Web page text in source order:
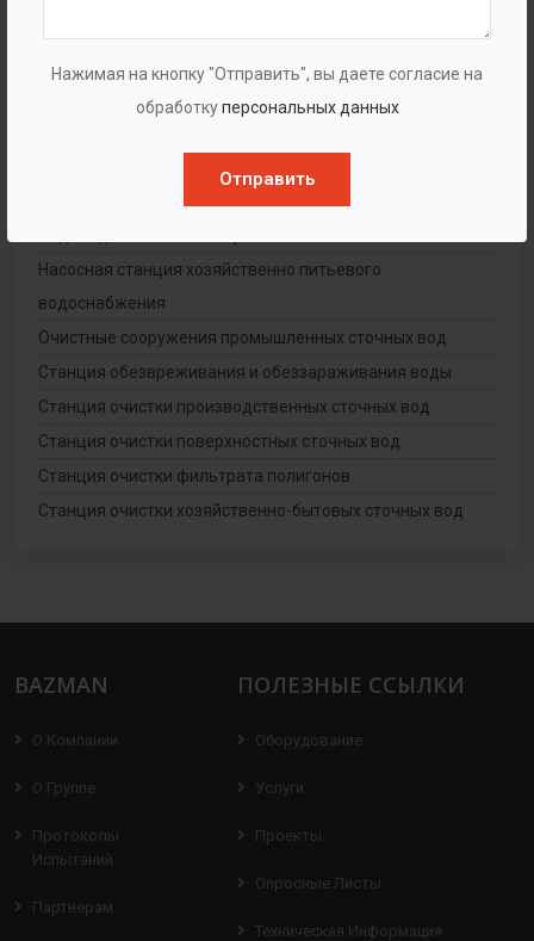
Нажимая на кнопку "Отправить", вы даете согласие на
обработкуперсональных данных
Отправить
Промышленные очистные сооружения
Насосная станция хозяйственно питьевого
водоснабжения
Очистные сооружения промышленных сточных вод
Станция обезвреживания и обеззараживания воды
Станция очистки производственных сточных вод
Станция очистки поверхностных сточных вод
Станция очистки фильтрата полигонов
Станция очистки хозяйственно-бытовых сточных вод
BAZMAN
О Компании
О Группе
Протоколы
Испытаний
Партнерам
ПОЛЕЗНЫЕ ССЫЛКИ
Оборудование
Услуги
Проекты
Опросные Листы
Техническая Информация